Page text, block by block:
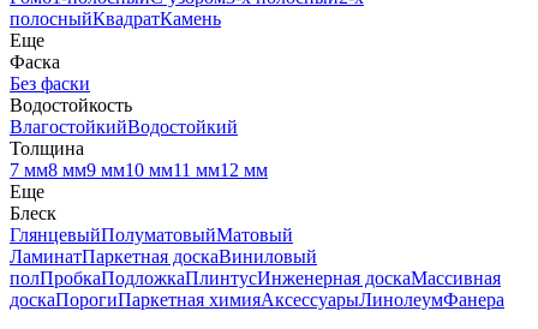
полосныйКвадратКамень
Еще
Фаска
Без фаски
Водостойкость
ВлагостойкийВодостойкий
Толщина
7 мм8 мм9 мм10 мм11 мм12 мм
Еще
Блеск
ГлянцевыйПолуматовыйМатовый
ЛаминатПаркетная доскаВиниловый
полПробкаПодложкаПлинтусИнженерная доскаМассивная
доскаПорогиПаркетная химияАксессуарыЛинолеумФанера